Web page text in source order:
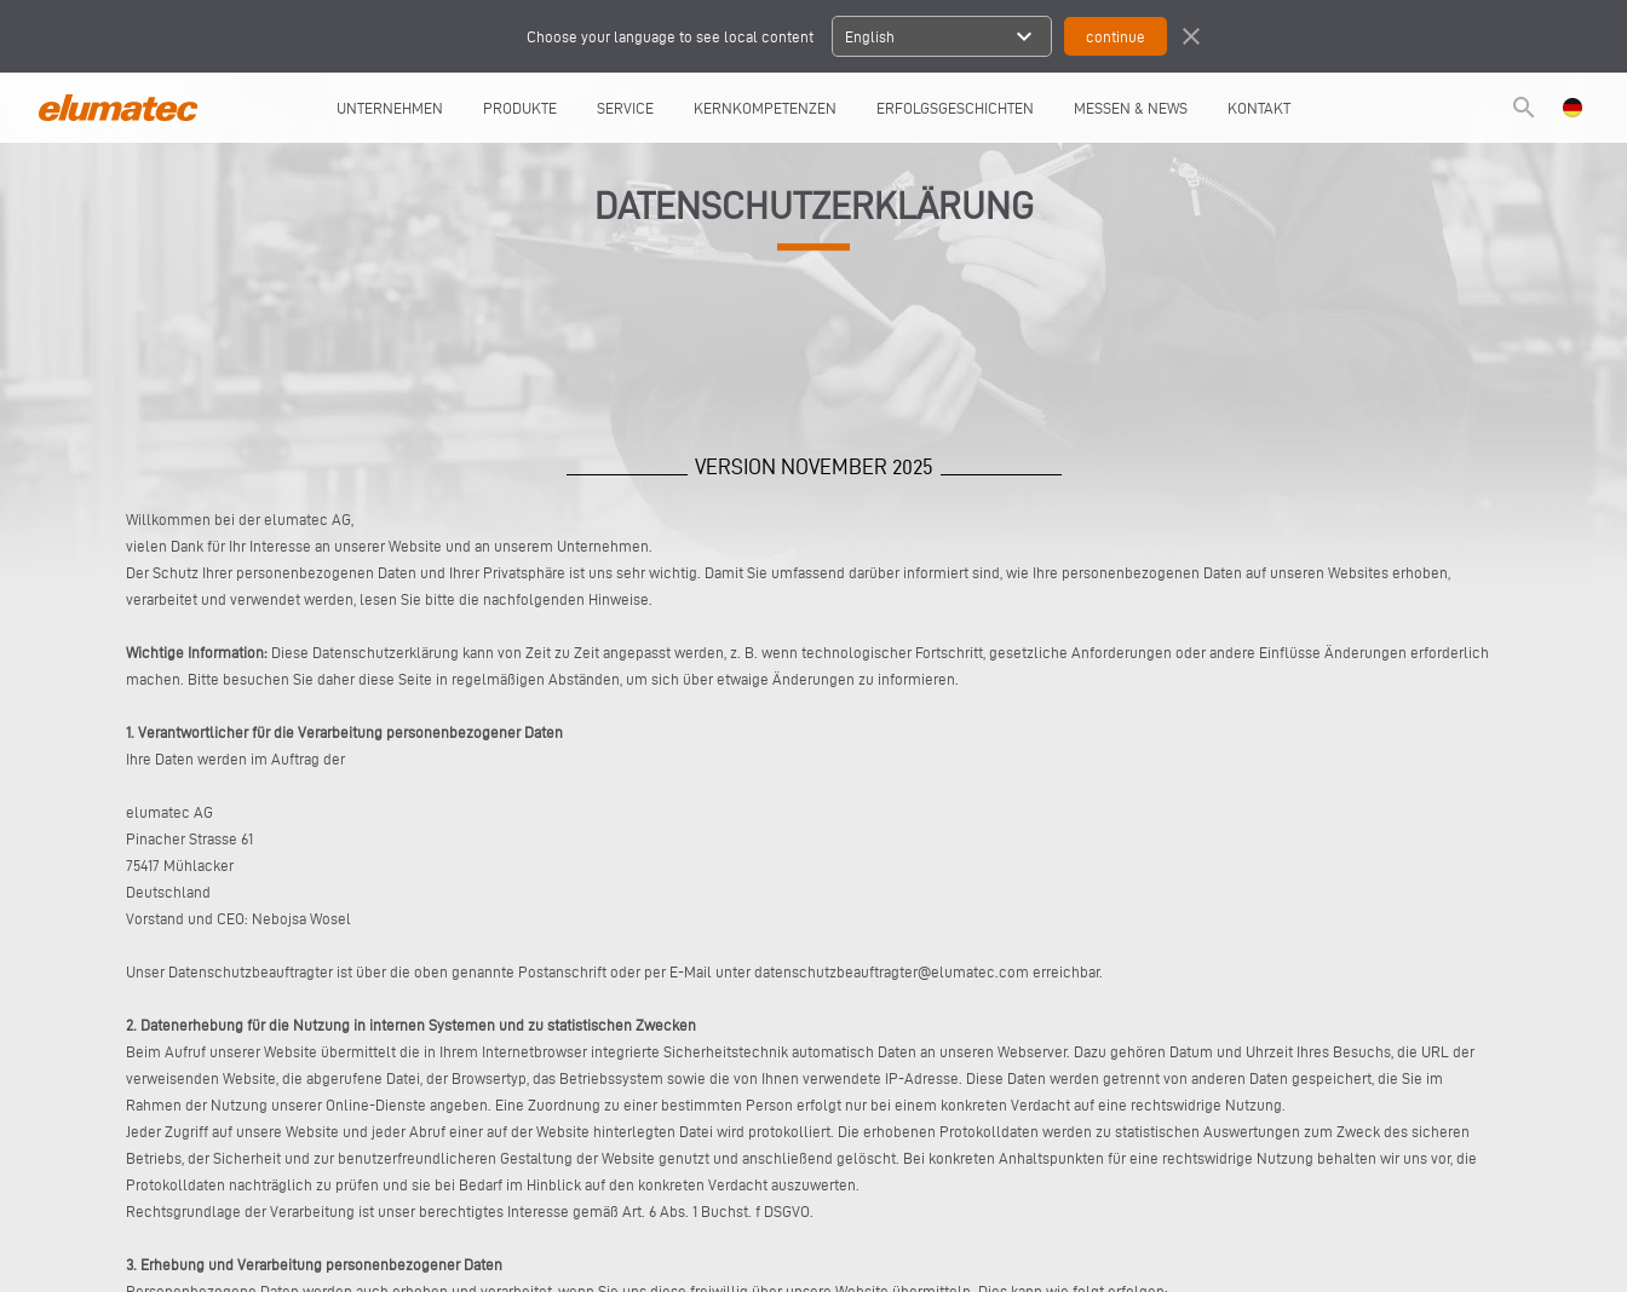
Choose your language to see local content English expand_more close
UNTERNEHMEN PRODUKTE SERVICE KERNKOMPETENZEN ERFOLGSGESCHICHTEN MESSEN & NEWS KONTAKT search
DATENSCHUTZERKLÄRUNG
VERSION NOVEMBER 2025
Willkommen bei der elumatec AG,
vielen Dank für Ihr Interesse an unserer Website und an unserem Unternehmen.
Der Schutz Ihrer personenbezogenen Daten und Ihrer Privatsphäre ist uns sehr wichtig. Damit Sie umfassend darüber informiert sind, wie Ihre personenbezogenen Daten auf unseren Websites erhoben,
verarbeitet und verwendet werden, lesen Sie bitte die nachfolgenden Hinweise.
Wichtige Information: Diese Datenschutzerklärung kann von Zeit zu Zeit angepasst werden, z. B. wenn technologischer Fortschritt, gesetzliche Anforderungen oder andere Einflüsse Änderungen erforderlich
machen. Bitte besuchen Sie daher diese Seite in regelmäßigen Abständen, um sich über etwaige Änderungen zu informieren.
1. Verantwortlicher für die Verarbeitung personenbezogener Daten
Ihre Daten werden im Auftrag der
elumatec AG
Pinacher Strasse 61
75417 Mühlacker
Deutschland
Vorstand und CEO: Nebojsa Wosel
Unser Datenschutzbeauftragter ist über die oben genannte Postanschrift oder per E-Mail unter datenschutzbeauftragter@elumatec.com erreichbar.
2. Datenerhebung für die Nutzung in internen Systemen und zu statistischen Zwecken
Beim Aufruf unserer Website übermittelt die in Ihrem Internetbrowser integrierte Sicherheitstechnik automatisch Daten an unseren Webserver. Dazu gehören Datum und Uhrzeit Ihres Besuchs, die URL der
verweisenden Website, die abgerufene Datei, der Browsertyp, das Betriebssystem sowie die von Ihnen verwendete IP-Adresse. Diese Daten werden getrennt von anderen Daten gespeichert, die Sie im
Rahmen der Nutzung unserer Online-Dienste angeben. Eine Zuordnung zu einer bestimmten Person erfolgt nur bei einem konkreten Verdacht auf eine rechtswidrige Nutzung.
Jeder Zugriff auf unsere Website und jeder Abruf einer auf der Website hinterlegten Datei wird protokolliert. Die erhobenen Protokolldaten werden zu statistischen Auswertungen zum Zweck des sicheren
Betriebs, der Sicherheit und zur benutzerfreundlicheren Gestaltung der Website genutzt und anschließend gelöscht. Bei konkreten Anhaltspunkten für eine rechtswidrige Nutzung behalten wir uns vor, die
Protokolldaten nachträglich zu prüfen und sie bei Bedarf im Hinblick auf den konkreten Verdacht auszuwerten.
Rechtsgrundlage der Verarbeitung ist unser berechtigtes Interesse gemäß Art. 6 Abs. 1 Buchst. f DSGVO.
3. Erhebung und Verarbeitung personenbezogener Daten